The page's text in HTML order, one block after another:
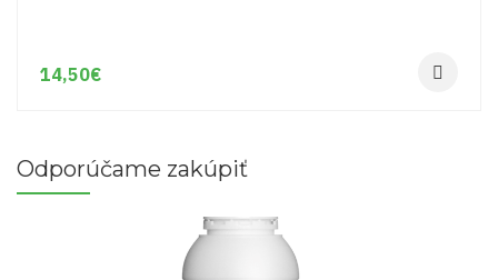
14,50€
Odporúčame zakúpiť